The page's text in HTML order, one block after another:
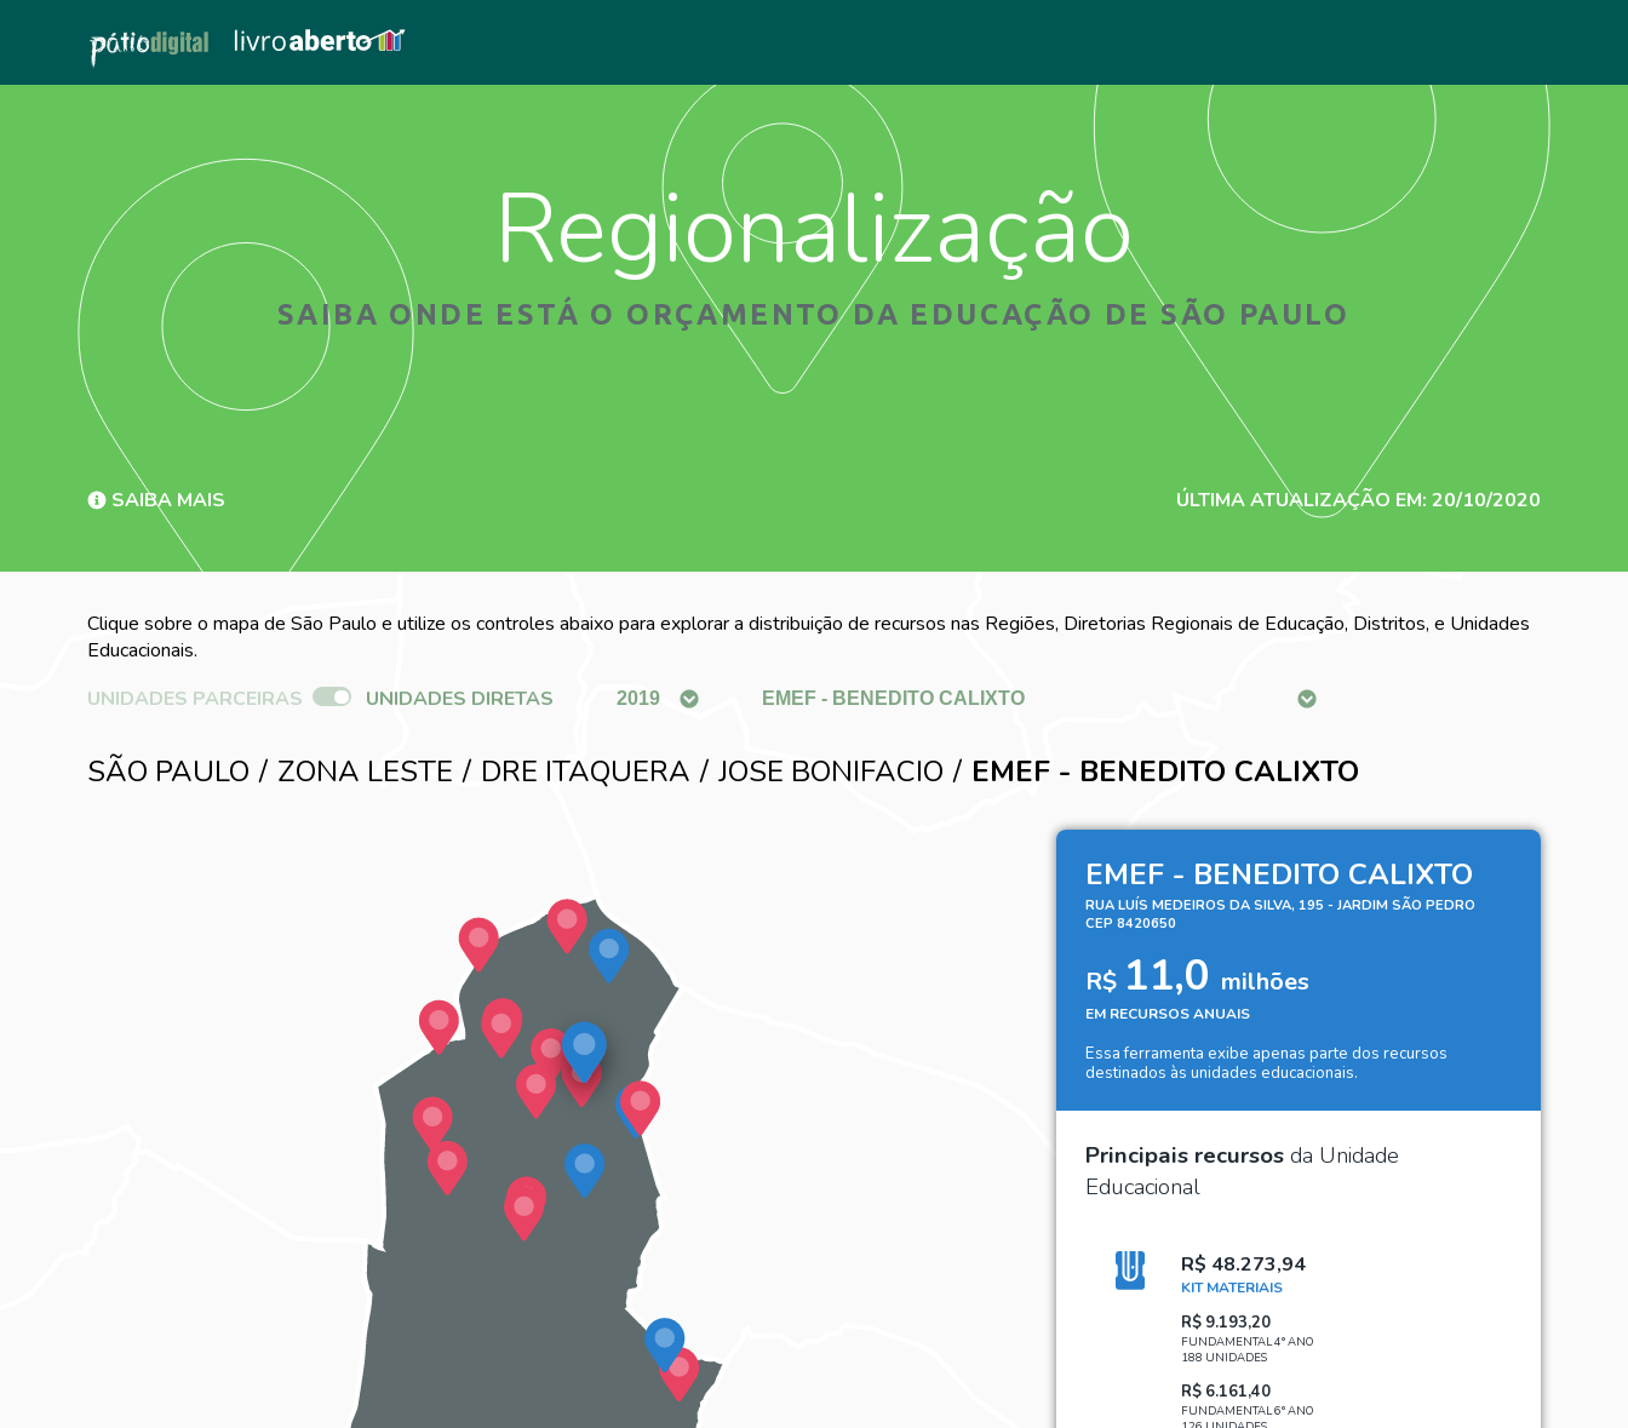
Regionalização
SAIBA ONDE ESTÁ O ORÇAMENTO DA EDUCAÇÃO DE SÃO PAULO
SAIBA MAIS ÚLTIMA ATUALIZAÇÃO EM: 20/10/2020
Clique sobre o mapa de São Paulo e utilize os controles abaixo para explorar a distribuição de recursos nas Regiões, Diretorias Regionais de Educação, Distritos, e Unidades
Educacionais.
UNIDADES PARCEIRAS
UNIDADES DIRETAS
SÃO PAULO ZONA LESTE DRE ITAQUERA JOSE BONIFACIO EMEF - BENEDITO CALIXTO
EMEF - BENEDITO CALIXTO
RUA LUÍS MEDEIROS DA SILVA, 195 - JARDIM SÃO PEDRO
CEP 8420650
R$ 11,0 milhões
EM RECURSOS ANUAIS
Essa ferramenta exibe apenas parte dos recursos
destinados às unidades educacionais.
Principais recursosda Unidade
Educacional
R$ 48.273,94
KIT MATERIAIS
R$ 9.193,20
FUNDAMENTAL 4° ANO
188 UNIDADES
R$ 6.161,40
FUNDAMENTAL 6° ANO